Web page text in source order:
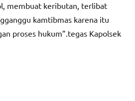
membuat keributan, terlibat
kamtibmas karena itu
proses hukum”.tegas Kapolsek